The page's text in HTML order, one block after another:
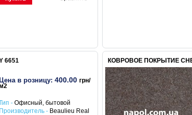
6651
Цена в розницу: 400.00 грн/
- Офисный, бытовой
Производитель - Beaulieu Real
КОВРОВОЕ ПОКРЫТИЕ